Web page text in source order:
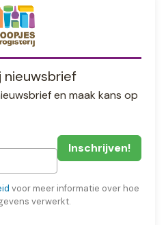
nieuwsbrief
en maak kans op
voor meer informatie over hoe
verwerkt.